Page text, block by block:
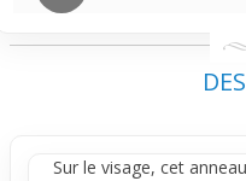
Sur le visage, cet anneau